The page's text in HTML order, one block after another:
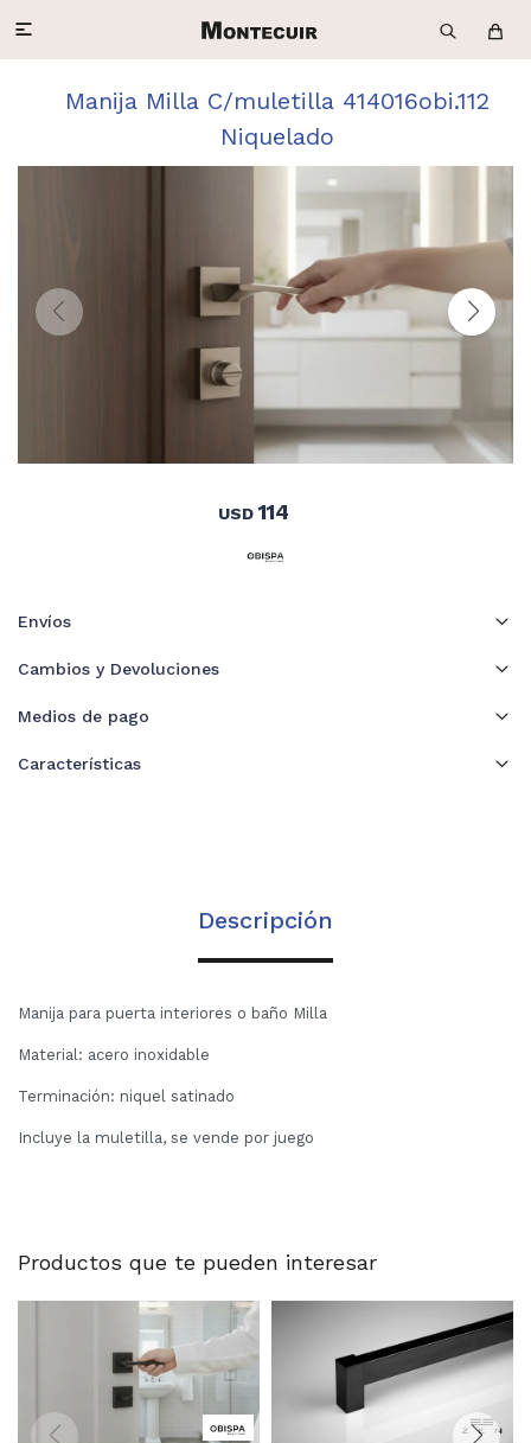

Manija Milla C/muletilla 414016obi.112
Niquelado
USD 114
Envíos
Cambios y Devoluciones
Medios de pago
Características
Descripción
Manija para puerta interiores o baño Milla
Material: acero inoxidable
Terminación: niquel satinado
Incluye la muletilla, se vende por juego
Productos que te pueden interesar